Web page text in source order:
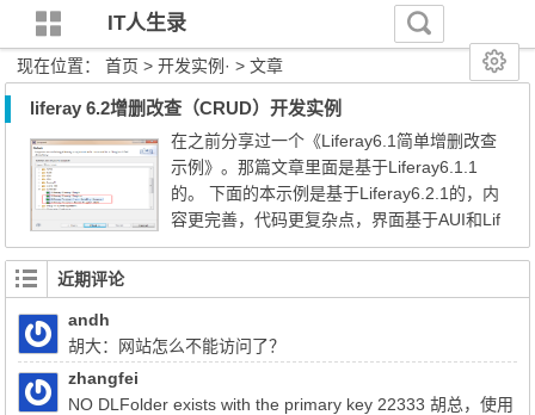
IT人生录
现在位置：首页 > 开发实例· > 文章
liferay 6.2增删改查（CRUD）开发实例
在之前分享过一个《Liferay6.1简单增删改查
示例》。那篇文章里面是基于Liferay6.1.1
的。 下面的本示例是基于Liferay6.2.1的，内
容更完善，代码更复杂点，界面基于AUI和Lif
eray的search-container。 百度网盘地址：ht
易云课堂上的视频中的demo代码，如果想看
ttp://study.163.com/course/introduction/668
近期评论
andh
胡大：网站怎么不能访问了？
zhangfei
NO DLFolder exists with the primary key 22333 胡总，使用